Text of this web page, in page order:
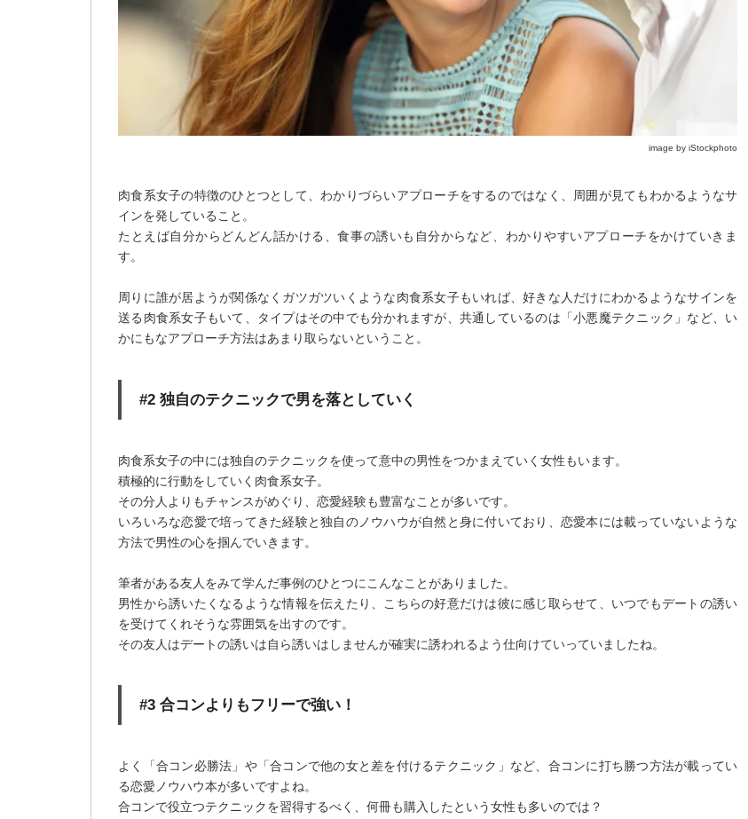
image by iStockphoto
肉食系女子の特徴のひとつとして、わかりづらいアプローチをするのではなく、周囲が見てもわかるようなサ
インを発していること。
たとえば自分からどんどん話かける、食事の誘いも自分からなど、わかりやすいアプローチをかけていきま
す。
周りに誰が居ようが関係なくガツガツいくような肉食系女子もいれば、好きな人だけにわかるようなサインを
送る肉食系女子もいて、タイプはその中でも分かれますが、共通しているのは「小悪魔テクニック」など、い
かにもなアプローチ方法はあまり取らないということ。
#2 独自のテクニックで男を落としていく
肉食系女子の中には独自のテクニックを使って意中の男性をつかまえていく女性もいます。
積極的に行動をしていく肉食系女子。
その分人よりもチャンスがめぐり、恋愛経験も豊富なことが多いです。
いろいろな恋愛で培ってきた経験と独自のノウハウが自然と身に付いており、恋愛本には載っていないような
方法で男性の心を掴んでいきます。
筆者がある友人をみて学んだ事例のひとつにこんなことがありました。
男性から誘いたくなるような情報を伝えたり、こちらの好意だけは彼に感じ取らせて、いつでもデートの誘い
を受けてくれそうな雰囲気を出すのです。
その友人はデートの誘いは自ら誘いはしませんが確実に誘われるよう仕向けていっていましたね。
#3 合コンよりもフリーで強い！
よく「合コン必勝法」や「合コンで他の女と差を付けるテクニック」など、合コンに打ち勝つ方法が載ってい
る恋愛ノウハウ本が多いですよね。
合コンで役立つテクニックを習得するべく、何冊も購入したという女性も多いのでは？